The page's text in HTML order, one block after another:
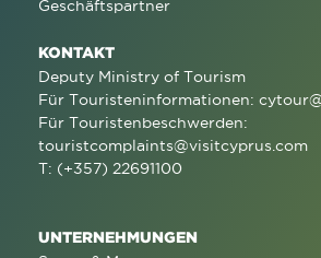
Geschäftspartner
KONTAKT
Deputy Ministry of Tourism
Für Touristeninformationen:
Für Touristenbeschwerden:
touristcomplaints@visitcyprus.com
T: (+357) 22691100
UNTERNEHMUNGEN